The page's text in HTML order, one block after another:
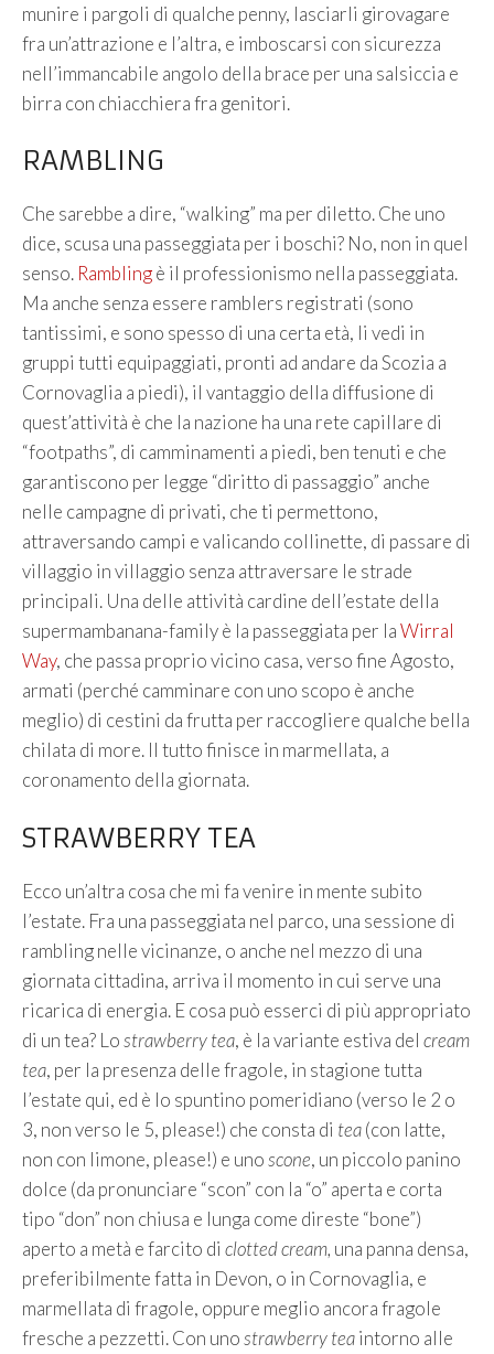
munire i pargoli di qualche penny, lasciarli girovagare
fra un’attrazione e l’altra, e imboscarsi con sicurezza
nell’immancabile angolo della brace per una salsiccia e
birra con chiacchiera fra genitori.
RAMBLING
Che sarebbe a dire, “walking” ma per diletto. Che uno
dice, scusa una passeggiata per i boschi? No, non in quel
senso. Ramblingè il professionismo nella passeggiata.
Ma anche senza essere ramblers registrati (sono
tantissimi, e sono spesso di una certa età, li vedi in
gruppi tutti equipaggiati, pronti ad andare da Scozia a
Cornovaglia a piedi), il vantaggio della diffusione di
quest’attività è che la nazione ha una rete capillare di
“footpaths”, di camminamenti a piedi, ben tenuti e che
garantiscono per legge “diritto di passaggio” anche
nelle campagne di privati, che ti permettono,
attraversando campi e valicando collinette, di passare di
villaggio in villaggio senza attraversare le strade
principali. Una delle attività cardine dell’estate della
supermambanana-family è la passeggiata per laWirral
Way, che passa proprio vicino casa, verso fine Agosto,
armati (perché camminare con uno scopo è anche
meglio) di cestini da frutta per raccogliere qualche bella
chilata di more. Il tutto finisce in marmellata, a
coronamento della giornata.
STRAWBERRY TEA
Ecco un’altra cosa che mi fa venire in mente subito
l’estate. Fra una passeggiata nel parco, una sessione di
rambling nelle vicinanze, o anche nel mezzo di una
giornata cittadina, arriva il momento in cui serve una
ricarica di energia. E cosa può esserci di più appropriato
di un tea? Lostrawberry tea, è la variante estiva del cream
tea, per la presenza delle fragole, in stagione tutta
l’estate qui, ed è lo spuntino pomeridiano (verso le 2 o
3, non verso le 5, please!) che consta di tea(con latte,
non con limone, please!) e unoscone, un piccolo panino
dolce (da pronunciare “scon” con la “o” aperta e corta
tipo “don” non chiusa e lunga come direste “bone”)
aperto a metà e farcito di clotted cream, una panna densa,
preferibilmente fatta in Devon, o in Cornovaglia, e
marmellata di fragole, oppure meglio ancora fragole
fresche a pezzetti. Con unostrawberry teaintorno alle